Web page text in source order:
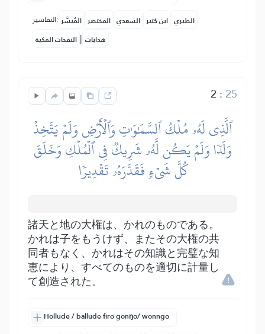
التفاسير: المُيسَّر المختصر السعدي ابن كثير الطبري
النفحات المكية | هدايات
2 : 25
ٱلَّذِي لَهُۥ مُلۡكُ ٱلسَّمَٰوَٰتِ وَٱلۡأَرۡضِ وَلَمۡ يَتَّخِذۡ
وَلَدٗا وَلَمۡ يَكُن لَّهُۥ شَرِيكٞ فِي ٱلۡمُلۡكِ وَخَلَقَ
كُلَّ شَيۡءٖ فَقَدَّرَهُۥ تَقۡدِيرٗا
諸天と地の大権は、かれのものである。
かれは子をもうけず、またその大権の共
同者もなく、かれはその知識と完璧な知
恵により、すべてのものを適切に計量し
て創造された。
Hollude / ballude firo gonŋo/ wonngo